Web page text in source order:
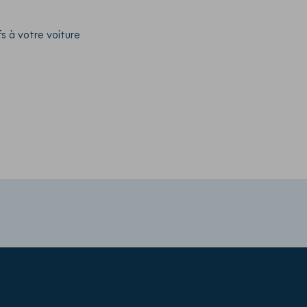
à votre voiture